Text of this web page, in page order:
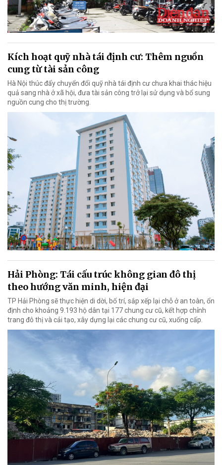
Kích hoạt quỹ nhà tái định cư: Thêm nguồn
cung từ tài sản công
Hà Nội thúc đẩy chuyển đổi quỹ nhà tái định cư chưa khai thác hiệu
quả sang nhà ở xã hội, đưa tài sản công trở lại sử dụng và bổ sung
nguồn cung cho thị trường.
Hải Phòng: Tái cấu trúc không gian đô thị
theo hướng văn minh, hiện đại
TP Hải Phòng sẽ thực hiện di dời, bố trí, sắp xếp lại chỗ ở an toàn, ổn
định cho khoảng 9.193 hộ dân tại 177 chung cư cũ, kết hợp chỉnh
trang đô thị và cải tạo, xây dựng lại các chung cư cũ, xuống cấp.